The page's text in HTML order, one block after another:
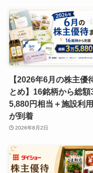
【2026年6月の株主優
とめ】16銘柄から総額
5,880円相当＋施設利
が到着
2026年8月2日